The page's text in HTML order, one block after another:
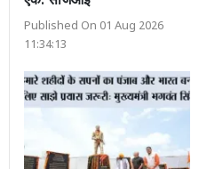
Published On 01 Aug 2026
11:34:13